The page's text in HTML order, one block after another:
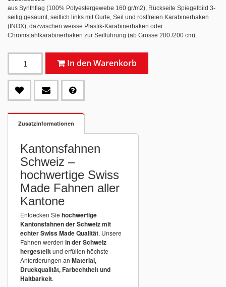
aus Synthflag (100% Polyestergewebe 160 gr/m2), Rückseite Spiegelbild 3-
seitig gesäumt, seitlich links mit Gurte, Seil und rostfreien Karabinerhaken
(INOX), dazwischen weisse Plastik-Karabinerhaken oder
Chromstahlkarabinerhaken zur Seilführung (ab Grösse 200 /200 cm).
In den Warenkorb
Zusatzinformationen
Kantonsfahnen
Schweiz –
hochwertige Swiss
Made Fahnen aller
Kantone
Entdecken Sie hochwertige
Kantonsfahnen der Schweiz mit
echter Swiss Made Qualität. Unsere
Fahnen werden in der Schweiz
hergestelltund erfüllen höchste
Anforderungen an Material,
Druckqualität, Farbechtheit und
Haltbarkeit.